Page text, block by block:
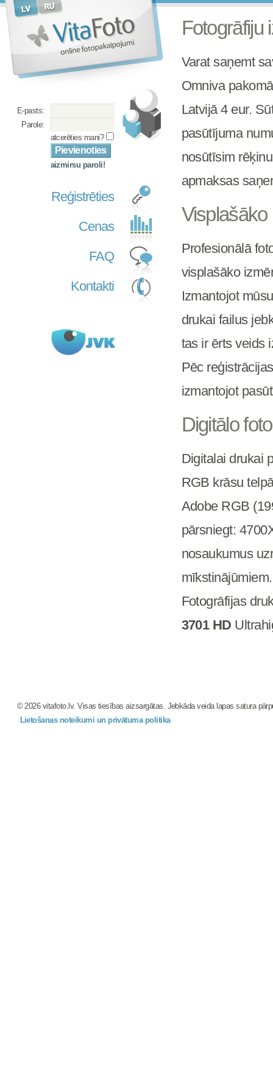
E-pasts:
Parole:
atcerēties mani?
aizmirsu paroli!
Reģistrēties
Cenas
FAQ
Kontakti
Fotogrāfiju
Varat saņemt
Omniva
Latvijā 4 eur.
pasūtījuma
nosūtīsim
apmaksas
Visplašāko
Profesionālā
visplašāko
Izmantojot
drukai failus
tas ir ērts veids
Pēc
izmantojot
Digitālo
Digitalai drukai
RGB krāsu
Adobe RGB
pārsniegt:
nosaukumus
mīkstinājūmiem.
Fotogrāfijas
3701 HD
© 2026 vitafoto.lv. Visas tiesības aizsargātas. Jebkāda veida lapas satura
Lietošanas noteikumi un privātuma politika